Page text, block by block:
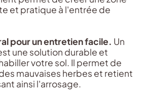
et pratique à l'entrée de
pour un entretien facile. Un
une solution durable et
votre sol. Il permet de
mauvaises herbes et retient
ainsi l'arrosage.